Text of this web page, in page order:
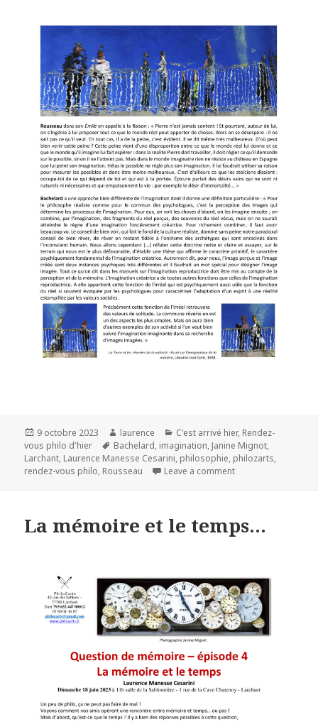
Publié
le
9 octobre 2023 Auteur
laurence Catégories
C'est arrivé hier, Rendez-
vous philo d'hier
Mots-
clés
Bachelard, imagination, Janine Mignot,
Larchant, Laurence Manesse Cesarini, philosophie, philozarts,
rendez-vous philo, Rousseau Leave a comment
La mémoire et le temps…